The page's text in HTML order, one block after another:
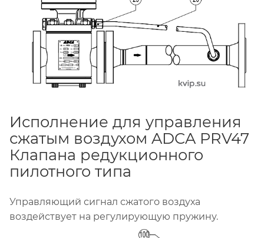
Исполнение для управления
сжатым воздухом ADCA PRV47
Клапана редукционного
пилотного типа
Управляющий сигнал сжатого воздуха
воздействует на регулирующую пружину.